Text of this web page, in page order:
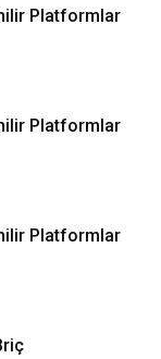
Platformlar
Platformlar
Platformlar